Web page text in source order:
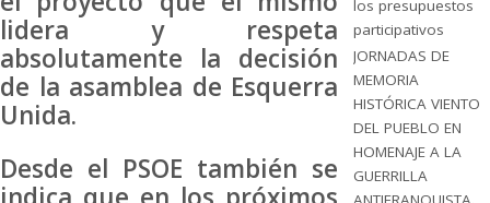
lidera y respeta
absolutamente la decisión
de la asamblea de Esquerra
Unida.
Desde el PSOE también se
los presupuestos
participativos
JORNADAS DE
MEMORIA
HISTÓRICA VIENTO
DEL PUEBLO EN
HOMENAJE A LA
GUERRILLA